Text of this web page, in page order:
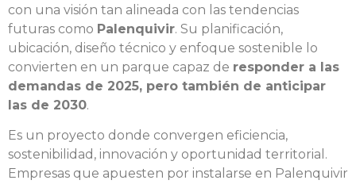
con una visión tan alineada con las tendencias
futuras como Palenquivir. Su planificación,
ubicación, diseño técnico y enfoque sostenible lo
convierten en un parque capaz de responder a las
demandas de 2025, pero también de anticipar
las de 2030.
Es un proyecto donde convergen eficiencia,
sostenibilidad, innovación y oportunidad territorial.
Empresas que apuesten por instalarse en Palenquivir